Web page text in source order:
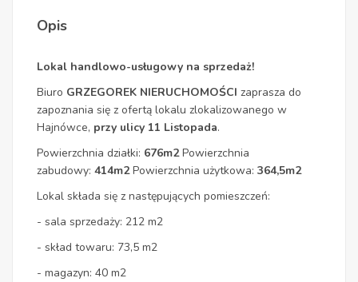
Opis
Lokal handlowo-usługowy na sprzedaż!
Biuro GRZEGOREK NIERUCHOMOŚCI zaprasza do
zapoznania się z ofertą lokalu zlokalizowanego w
Hajnówce, przy ulicy 11 Listopada.
Powierzchnia działki: 676m2Powierzchnia
zabudowy: 414m2Powierzchnia użytkowa: 364,5m2
Lokal składa się z następujących pomieszczeń:
- sala sprzedaży: 212 m2
- skład towaru: 73,5 m2
- magazyn: 40 m2